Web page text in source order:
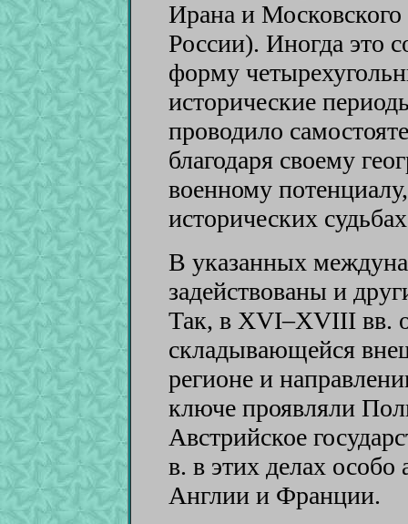
Ирана и Московского
России). Иногда это
форму
исторические
проводило
благодаря своему
военному
исторических
В указанных
задействованы и
Так, в XVI–XVIII вв.
складывающейся
регионе и
ключе проявляли
Австрийское
в. в этих делах особо
Англии и Франции.